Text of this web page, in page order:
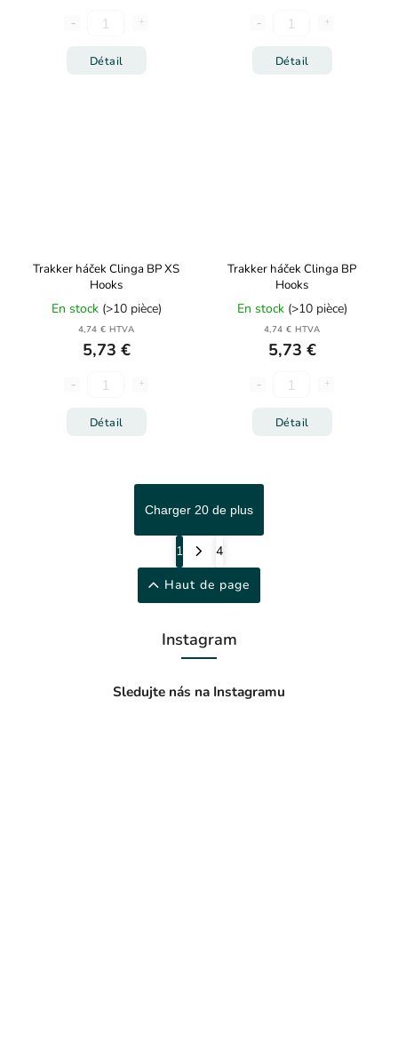
Détail Détail
Trakker háček Clinga BP XS
Hooks
En stock (>10 pièce)
4,74 € HTVA
5,73 €
Détail
Trakker háček Clinga BP
Hooks
En stock (>10 pièce)
4,74 € HTVA
5,73 €
Détail
Charger 20 de plus
1
4
Haut de page
Instagram
Sledujte nás na Instagramu